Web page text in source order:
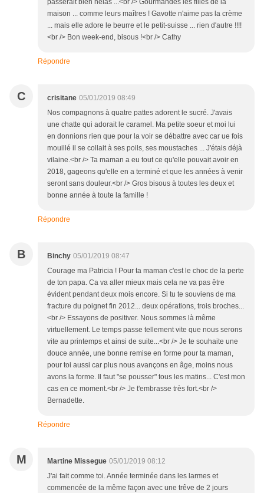
passerait bien hélas ...<br /> Gourmandes les filles de la
maison ... comme leurs maîtres ! Gavotte n'aime pas la crème
... mais elle adore le beurre et le petit-suisse ... rien d'autre !!!!
<br /> Bon week-end, bisous !<br /> Cathy
Répondre
C crisitane 05/01/2019 08:49
Nos compagnons à quatre pattes adorent le sucré. J'avais
une chatte qui adorait le caramel. Ma petite soeur et moi lui
en donnions rien que pour la voir se débattre avec car ue fois
mouillé il se collait à ses poils, ses moustaches ... J'étais déjà
vilaine.<br /> Ta maman a eu tout ce qu'elle pouvait avoir en
2018, gageons qu'elle en a terminé et que les années à venir
seront sans douleur.<br /> Gros bisous à toutes les deux et
bonne année à toute la famille !
Répondre
B Binchy 05/01/2019 08:47
Courage ma Patricia ! Pour ta maman c'est le choc de la perte
de ton papa. Ca va aller mieux mais cela ne va pas être
évident pendant deux mois encore. Si tu te souviens de ma
fracture du poignet fin 2012... deux opérations, trois broches...
<br /> Essayons de positiver. Nous sommes là même
virtuellement. Le temps passe tellement vite que nous serons
vite au printemps et ainsi de suite...<br /> Je te souhaite une
douce année, une bonne remise en forme pour ta maman,
pour toi aussi car plus nous avançons en âge, moins nous
avons la forme. Il faut "se pousser" tous les matins... C'est mon
cas en ce moment.<br /> Je t'embrasse très fort.<br />
Bernadette.
Répondre
M Martine Missegue 05/01/2019 08:12
J'ai fait comme toi. Année terminée dans les larmes et
commencée de la même façon avec une trêve de 2 jours